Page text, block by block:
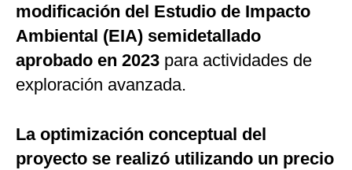
modificación del Estudio de Impacto
Ambiental (EIA) semidetallado
aprobado en 2023 para actividades de
exploración avanzada.
La optimización conceptual del
proyecto se realizó utilizando un precio